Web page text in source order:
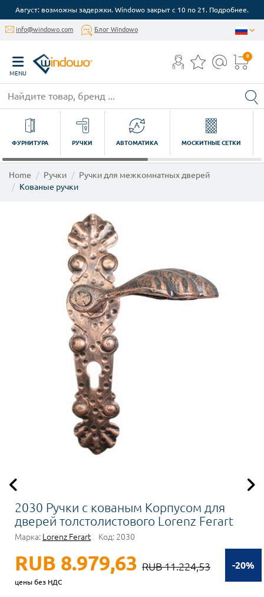
Август: возможны задержки. Windowo закрыт с 10 по 21. Подробнее.
info@windowo.com Блог Windowo
MENU
0
ФУРНИТУРА РУЧКИ АВТОМАТИКА МОСКИТНЫЕ СЕТКИ
Home Ручки
Ручки для межкомнатных дверей
Кованые ручки
2030 Ручки с кованым Корпусом для
дверей толстолистового Lorenz Ferart
Марка: Lorenz Ferart Код: 2030
-20%
RUB 8.979,63 RUB 11.224,53
цены без НДС